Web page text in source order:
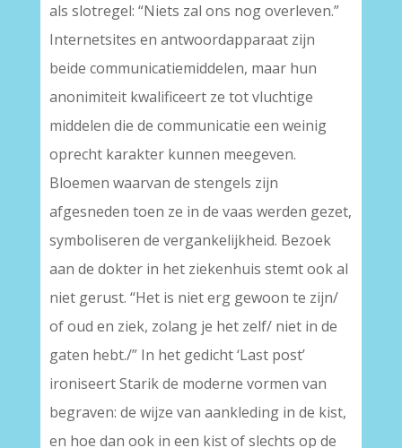
als slotregel: “Niets zal ons nog overleven.”
Internetsites en antwoordapparaat zijn
beide communicatiemiddelen, maar hun
anonimiteit kwalificeert ze tot vluchtige
middelen die de communicatie een weinig
oprecht karakter kunnen meegeven.
Bloemen waarvan de stengels zijn
afgesneden toen ze in de vaas werden gezet,
symboliseren de vergankelijkheid. Bezoek
aan de dokter in het ziekenhuis stemt ook al
niet gerust. “Het is niet erg gewoon te zijn/
of oud en ziek, zolang je het zelf/ niet in de
gaten hebt./” In het gedicht ‘Last post’
ironiseert Starik de moderne vormen van
begraven: de wijze van aankleding in de kist,
en hoe dan ook in een kist of slechts op de